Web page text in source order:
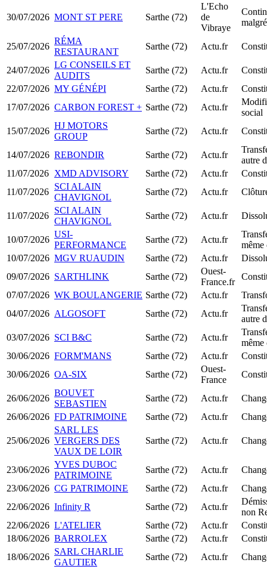
30/07/2026 MONT ST PERE Sarthe (72)
L'Echo
de
Vibraye
25/07/2026
RÉMA
RESTAURANT
Sarthe (72) Actu.fr
24/07/2026
LG CONSEILS ET
AUDITS
Sarthe (72) Actu.fr
22/07/2026 MY GÉNÉPI Sarthe (72) Actu.fr
17/07/2026 CARBON FOREST + Sarthe (72) Actu.fr
social
15/07/2026
HJ MOTORS
GROUP
Sarthe (72) Actu.fr
14/07/2026 REBONDIR Sarthe (72) Actu.fr
autre
11/07/2026 XMD ADVISORY Sarthe (72) Actu.fr
11/07/2026
SCI ALAIN
CHAVIGNOL
Sarthe (72) Actu.fr
11/07/2026
SCI ALAIN
CHAVIGNOL
Sarthe (72) Actu.fr
10/07/2026
USI-
PERFORMANCE
Sarthe (72) Actu.fr
même
10/07/2026 MGV RUAUDIN Sarthe (72) Actu.fr
09/07/2026 SARTHLINK Sarthe (72)
Ouest-
France.fr
07/07/2026 WK BOULANGERIE Sarthe (72) Actu.fr
04/07/2026 ALGOSOFT Sarthe (72) Actu.fr
autre
03/07/2026 SCI B&C Sarthe (72) Actu.fr
même
30/06/2026 FORM'MANS Sarthe (72) Actu.fr
30/06/2026 OA-SIX Sarthe (72)
Ouest-
France
26/06/2026
BOUVET
SEBASTIEN
Sarthe (72) Actu.fr
26/06/2026 FD PATRIMOINE Sarthe (72) Actu.fr
25/06/2026
SARL LES
VERGERS DES
VAUX DE LOIR
Sarthe (72) Actu.fr
23/06/2026
YVES DUBOC
PATRIMOINE
Sarthe (72) Actu.fr
23/06/2026 CG PATRIMOINE Sarthe (72) Actu.fr
22/06/2026 Infinity R Sarthe (72) Actu.fr
non
22/06/2026 L'ATELIER Sarthe (72) Actu.fr
18/06/2026 BARROLEX Sarthe (72) Actu.fr
18/06/2026
SARL CHARLIE
GAUTIER
Sarthe (72) Actu.fr